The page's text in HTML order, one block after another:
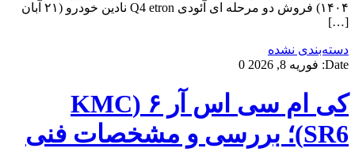
۱۴۰۴) فروش دو مرحله ای آئودی Q4 etron نادین خودرو (۲۱ آبان
[…]
دسته‌بندی نشده
Date: فوریه 8, 2026 0
کی ام سی اس آر ۶ (KMC
SR6)؛ بررسی و مشخصات فنی